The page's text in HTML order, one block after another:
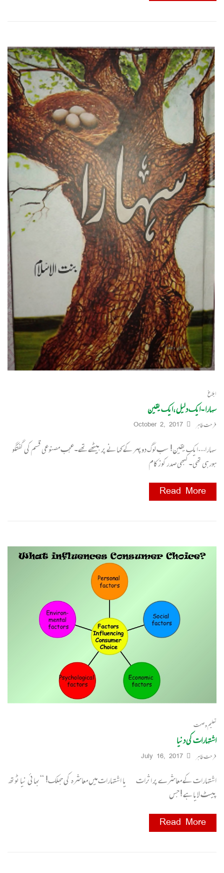
ابلاغ
سہارا ۔ایک دلیل ،ایک یقین
فرحت طاہر October 2, 2017
سہارا….ایک یقین! سب لوگ دوپہر کے کھانے پر بیٹھے تھے۔عجب مصنوعی قسم کی گفتگو
ہورہی تھی۔کبھی صدر کو زکام
Read More
تعلیم و صحت
اشتہارات کی دنیا
فرحت طاہر July 16, 2017
اشتہارات کے معاشرے پر اثرات یا اشتہارات میں معاشرہ کی جھلک! “بھائی نیا ٹوتھ
پیسٹ لایا ہے ! جس
Read More